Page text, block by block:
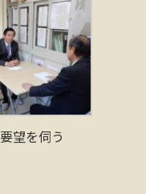
要望を伺う